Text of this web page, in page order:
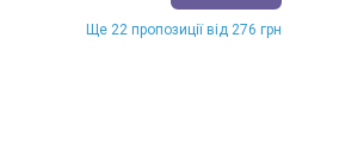
Ще 22 пропозиції від 276 грн